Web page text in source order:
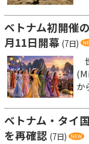
ベトナム初開催
月11日開幕 (7日)
か
ベトナム・タイ
を再確認 (7日)